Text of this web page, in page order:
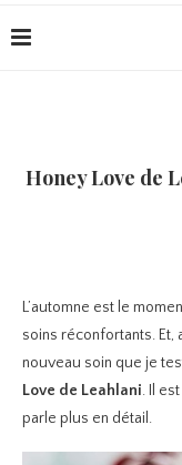
Honey Love de
L’automne est le
soins réconfortants. Et,
nouveau soin que je
Love de Leahlani. Il
parle plus en détail.